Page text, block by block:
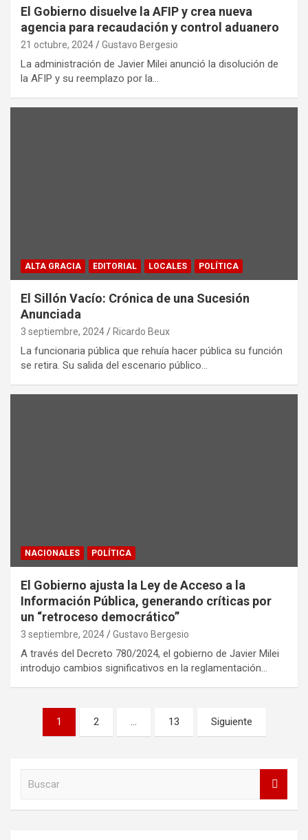
El Gobierno disuelve la AFIP y crea nueva
agencia para recaudación y control aduanero
21 octubre, 2024 Gustavo Bergesio
La administración de Javier Milei anunció la disolución de
la AFIP y su reemplazo por la…
ALTA GRACIA EDITORIAL LOCALES POLÍTICA
El Sillón Vacío: Crónica de una Sucesión
Anunciada
3 septiembre, 2024 Ricardo Beux
La funcionaria pública que rehuía hacer pública su función
se retira. Su salida del escenario público…
NACIONALES POLÍTICA
El Gobierno ajusta la Ley de Acceso a la
Información Pública, generando críticas por
un “retroceso democrático”
3 septiembre, 2024 Gustavo Bergesio
A través del Decreto 780/2024, el gobierno de Javier Milei
introdujo cambios significativos en la reglamentación…
Paginación
1 2 … 13 Siguiente